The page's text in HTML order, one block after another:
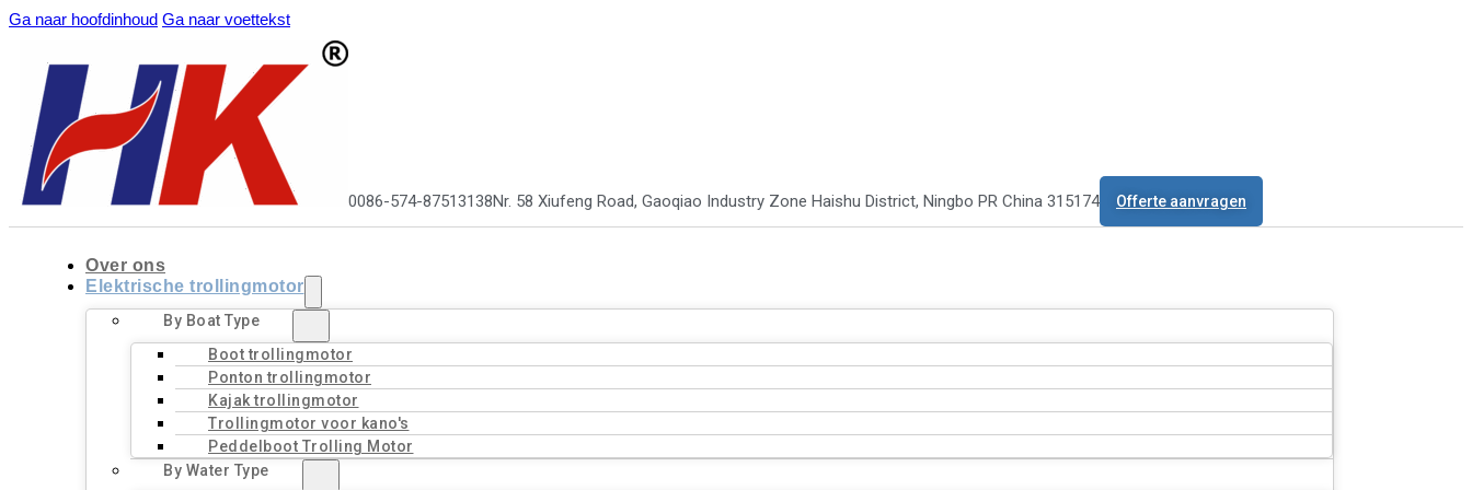
Ga naar hoofdinhoud Ga naar voettekst
0086-574-87513138Nr. 58 Xiufeng Road, Gaoqiao Industry Zone Haishu District, Ningbo PR China 315174 Offerte aanvragen
Over ons
Elektrische trollingmotor
By Boat Type
Boot trollingmotor
Ponton trollingmotor
Kajak trollingmotor
Trollingmotor voor kano's
Peddelboot Trolling Motor
By Water Type